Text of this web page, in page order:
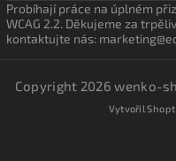
Probíhají práce na úplném
WCAG 2.2. Děkujeme za
kontaktujte nás:
Copyright 2026wenko-
Vytvořil